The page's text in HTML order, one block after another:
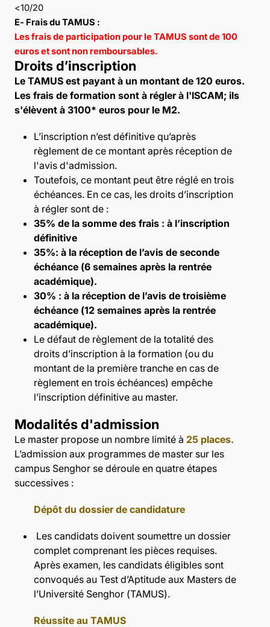
<10/20
E- Frais du TAMUS :
Les frais de participation pour le TAMUS sont de 100
euros et sont non remboursables.
Droits d’inscription
Le TAMUS est payant à un montant de 120 euros.
Les frais de formation sont à régler à l'ISCAM; ils
s'élèvent à 3100* euros pour le M2.
L’inscription n’est définitive qu’après
règlement de ce montant après réception de
l'avis d'admission.
Toutefois, ce montant peut être réglé en trois
échéances. En ce cas, les droits d’inscription
à régler sont de :
35% de la somme des frais : à l’inscription
définitive
35%: à la réception de l’avis de seconde
échéance (6 semaines après la rentrée
académique).
30% : à la réception de l’avis de troisième
échéance (12 semaines après la rentrée
académique).
Le défaut de règlement de la totalité des
droits d’inscription à la formation (ou du
montant de la première tranche en cas de
règlement en trois échéances) empêche
l’inscription définitive au master.
Modalités d'admission
Le master propose un nombre limité à 25 places.
L’admission aux programmes de master sur les
campus Senghor se déroule en quatre étapes
successives :
Dépôt du dossier de candidature
Les candidats doivent soumettre un dossier
complet comprenant les pièces requises.
Après examen, les candidats éligibles sont
convoqués au Test d’Aptitude aux Masters de
l’Université Senghor (TAMUS).
Réussite au TAMUS